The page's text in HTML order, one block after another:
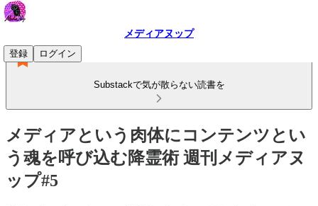
メディアヌップ
登録
ログイン
Substackで気が散らない読書を
メディアという肉体にコンテンツとい
う魂を呼び込む降霊術 週刊メディアヌ
ップ#5